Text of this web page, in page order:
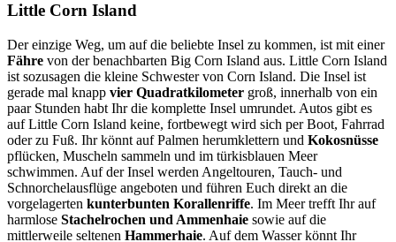
Little Corn Island
Der einzige Weg, um auf die beliebte Insel zu kommen, ist mit einer
Fähre von der benachbarten Big Corn Island aus. Little Corn Island
ist sozusagen die kleine Schwester von Corn Island. Die Insel ist
gerade mal knapp vier Quadratkilometer groß, innerhalb von ein
paar Stunden habt Ihr die komplette Insel umrundet. Autos gibt es
auf Little Corn Island keine, fortbewegt wird sich per Boot, Fahrrad
oder zu Fuß. Ihr könnt auf Palmen herumklettern und Kokosnüsse
pflücken, Muscheln sammeln und im türkisblauen Meer
schwimmen. Auf der Insel werden Angeltouren, Tauch- und
Schnorchelausflüge angeboten und führen Euch direkt an die
vorgelagerten kunterbunten Korallenriffe. Im Meer trefft Ihr auf
harmlose Stachelrochen und Ammenhaie sowie auf die
mittlerweile seltenen Hammerhaie. Auf dem Wasser könnt Ihr